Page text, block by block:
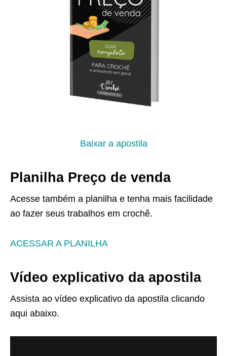
Baixar a apostila
Planilha Preço de venda
Acesse também a planilha e tenha mais facilidade
ao fazer seus trabalhos em crochê.
ACESSAR A PLANILHA
Vídeo explicativo da apostila
Assista ao vídeo explicativo da apostila clicando
aqui abaixo.